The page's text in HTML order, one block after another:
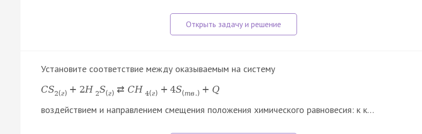
Установите соответствие между оказываемым на систему
CS2(г) + 2H 2S(г) ⇄ CH 4(г) + 4S(тв .) + Q
воздействием и направлением смещения положения химического равновесия: к к…